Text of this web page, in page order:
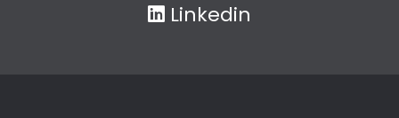
Linkedin